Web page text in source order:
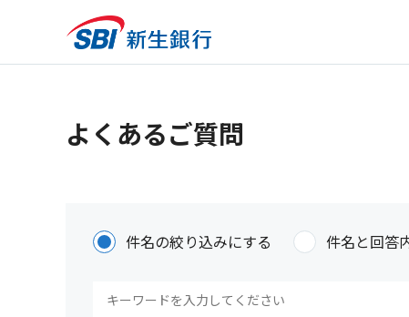
よくあるご質問
件名の絞り込みにする 件名と回答